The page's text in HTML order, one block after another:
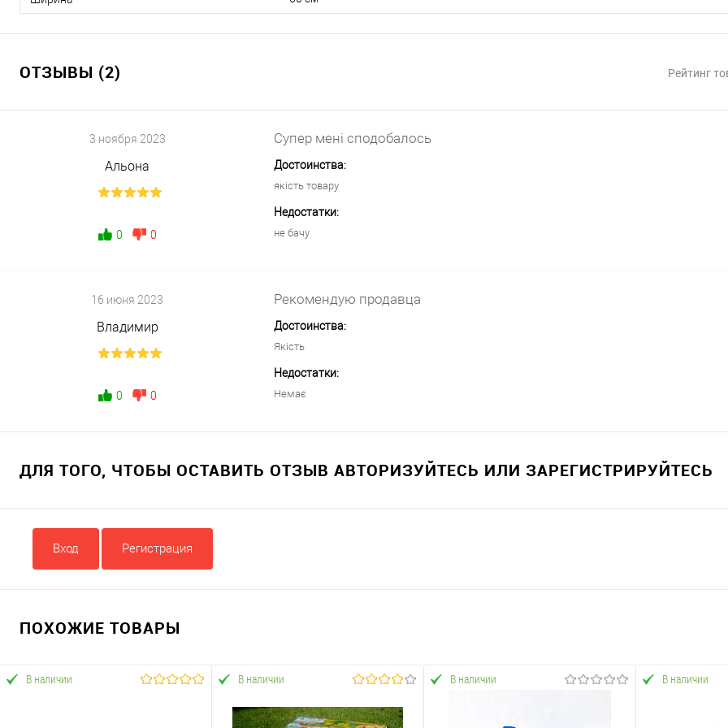
ОТЗЫВЫ (2) Рейтинг
3 ноября 2023
Альона
0 0
Супер мені сподобалось
Достоинства:
якість товару
Недостатки:
не бачу
16 июня 2023
Владимир
0 0
Рекомендую продавца
Достоинства:
Якість
Недостатки:
Немає
ДЛЯ ТОГО, ЧТОБЫ ОСТАВИТЬ ОТЗЫВ АВТОРИЗУЙТЕСЬ ИЛИ ЗАРЕГИСТРИРУЙТЕСЬ
Вход Регистрация
ПОХОЖИЕ ТОВАРЫ
В наличии В наличии В наличии В наличии